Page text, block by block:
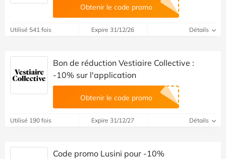
Obtenir le code promo
Utilisé 541 fois Expire 31/12/26 Détails
Bon de réduction Vestiaire Collective :
-10% sur l'application
Obtenir le code promo
Utilisé 190 fois Expire 31/12/27 Détails
Code promo Lusini pour -10%